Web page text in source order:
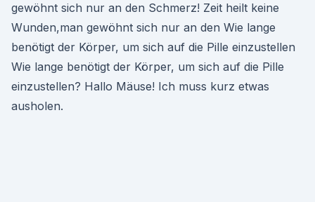
gewöhnt sich nur an den Schmerz! Zeit heilt keine
Wunden,man gewöhnt sich nur an den Wie lange
benötigt der Körper, um sich auf die Pille einzustellen
Wie lange benötigt der Körper, um sich auf die Pille
einzustellen? Hallo Mäuse! Ich muss kurz etwas
ausholen.